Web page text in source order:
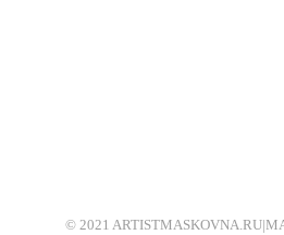
© 2021